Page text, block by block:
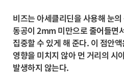
비즈는 아세클리딘을 사용해 눈
동공이 2mm 미만으로 줄어들면
집중할 수 있게 해 준다. 이 점안
영향을 미치지 않아 먼 거리의 시
발생하지 않는다.